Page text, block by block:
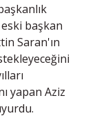
başkan
Saran'ın
yapan Aziz